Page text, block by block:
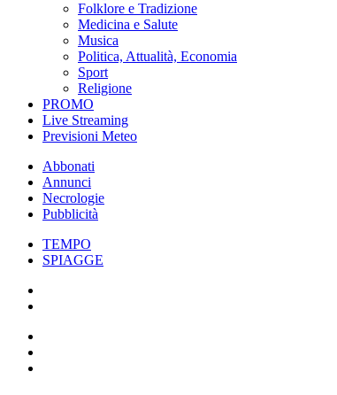
Folklore e Tradizione
Medicina e Salute
Musica
Politica, Attualità, Economia
Sport
Religione
PROMO
Live Streaming
Previsioni Meteo
Abbonati
Annunci
Necrologie
Pubblicità
TEMPO
SPIAGGE